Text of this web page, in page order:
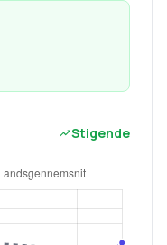
Stigende